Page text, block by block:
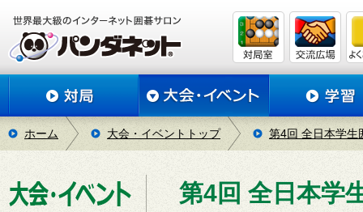
ホーム 大会・イベントトップ 第4回 全日本学生
第4回 全日本学